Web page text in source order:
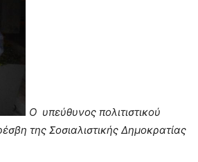
Ο υπεύθυνος πολιτιστικού
της Σοσιαλιστικής Δημοκρατίας